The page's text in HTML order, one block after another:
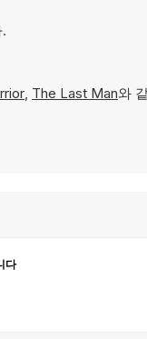
, The Last Man와
다